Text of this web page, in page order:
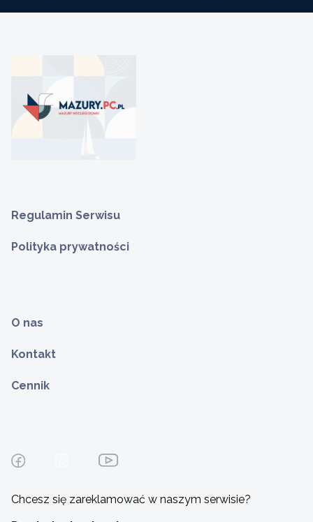
Regulamin Serwisu
Polityka prywatności
O nas
Kontakt
Cennik
Chcesz się zareklamować w naszym serwisie?